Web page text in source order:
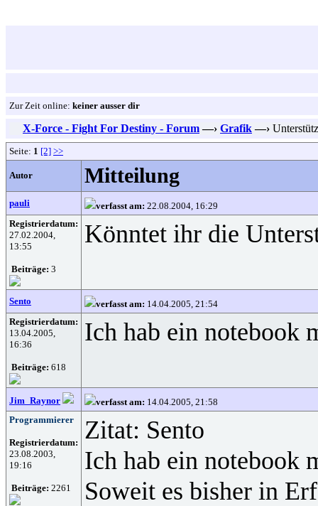
Zur Zeit online: keiner ausser dir
X-Force - Fight For Destiny - Forum —› Grafik —›
Seite: 1 [2] >>
Autor Mitteilung
pauli verfasst am: 22.08.2004, 16:29
Registrierdatum:
27.02.2004,
13:55
Beiträge: 3
Könntet ihr die
Sento verfasst am: 14.04.2005, 21:54
Registrierdatum:
13.04.2005,
16:36
Beiträge: 618
Ich hab ein notebook
Jim_Raynor verfasst am: 14.04.2005, 21:58
Programmierer
Registrierdatum:
23.08.2003,
19:16
Beiträge: 2261
Zitat: Sento
Ich hab ein notebook
Soweit es bisher in